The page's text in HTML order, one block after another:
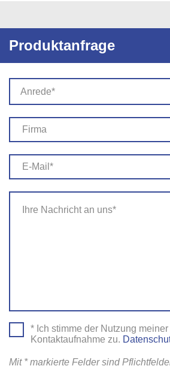
Produktanfrage
* Ich stimme der Nutzung
Kontaktaufnahme zu.
Mit * markierte Felder sind